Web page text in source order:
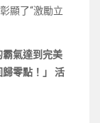
顯了“激勵立
氣達到完美
零點！」 活